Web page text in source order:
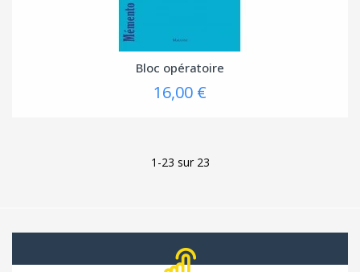
Bloc opératoire
16,00 €
1-23 sur 23